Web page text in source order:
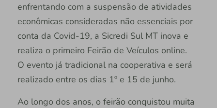
enfrentando com a suspensão de atividades
econômicas consideradas não essenciais por
conta da Covid-19, a Sicredi Sul MT inova e
realiza o primeiro Feirão de Veículos online.
O evento já tradicional na cooperativa e será
realizado entre os dias 1º e 15 de junho.
Ao longo dos anos, o feirão conquistou muita